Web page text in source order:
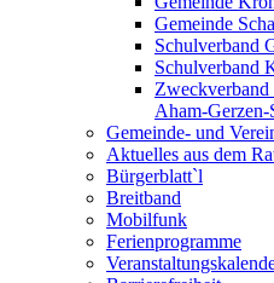
Gemeinde
Schulverband
Schulverband
Aham-Gerzen-
Gemeinde- und
Aktuelles aus dem
Bürgerblatt`l
Breitband
Mobilfunk
Ferienprogramme